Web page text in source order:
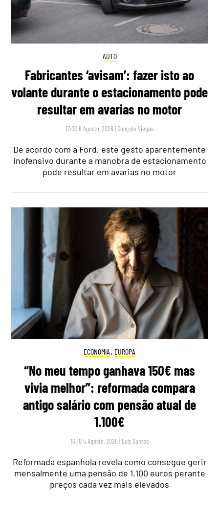
AUTO
Fabricantes ‘avisam’: fazer isto ao
volante durante o estacionamento pode
resultar em avarias no motor
17:00 6 Agosto, 2026 | Gonçalo Viegas
De acordo com a Ford, este gesto aparentemente
inofensivo durante a manobra de estacionamento
pode resultar em avarias no motor
ECONOMIA , EUROPA
“No meu tempo ganhava 150€ mas
vivia melhor”: reformada compara
antigo salário com pensão atual de
1.100€
16:10 5 Agosto, 2026 | Luís Santos
Reformada espanhola revela como consegue gerir
mensalmente uma pensão de 1.100 euros perante
preços cada vez mais elevados